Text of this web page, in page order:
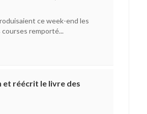
ce week-end les
courses remporté...
et réécrit le livre des